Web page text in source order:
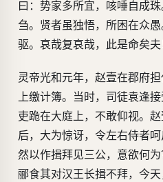
曰：势家多所宜，咳唾自成
刍。贤者虽独悟，所困在众
驱。哀哉复哀哉，此是命矣夫
灵帝光和元年，赵壹在郡府担
上缴计簿。当时，司徒袁逢
吏跪在大庭上，不敢仰视。
后，大为惊讶，令左右侍者
然以作揖拜见三公，意欲何
郦食其对汉王长揖不拜，今天